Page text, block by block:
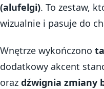
(alufelgi). To zestaw,
wizualnie i pasuje do
Wnętrze wykończono
dodatkowy akcent
oraz dźwignia zmiany